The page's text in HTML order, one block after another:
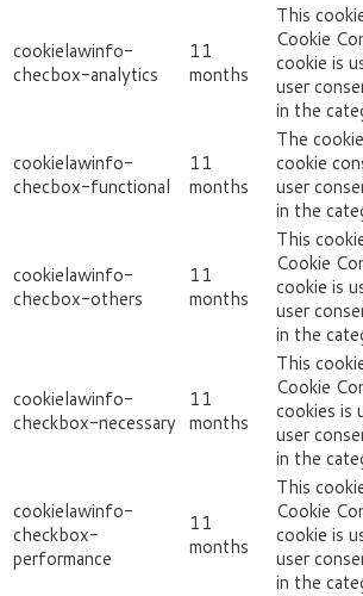
cookielawinfo-
checbox-analytics
11
months
This
Cookie
cookie is
user
in the
cookielawinfo-
checbox-functional
11
months
The
cookie
user
in the
cookielawinfo-
checbox-others
11
months
This
Cookie
cookie is
user
in the
cookielawinfo-
checkbox-necessary
11
months
This
Cookie
cookies is
user
in the
cookielawinfo-
checkbox-
performance
11
months
This
Cookie
cookie is
user
in the